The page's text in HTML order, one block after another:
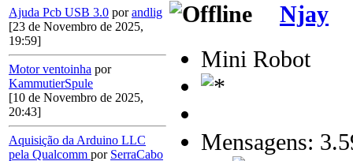
Ajuda Pcb USB 3.0 porandlig
[23 de Novembro de 2025,
19:59]
Motor ventoinha por
KammutierSpule
[10 de Novembro de 2025,
20:43]
Aquisição da Arduino LLC
pela Qualcomm por SerraCabo
Njay
Mini Robot
Mensagens: